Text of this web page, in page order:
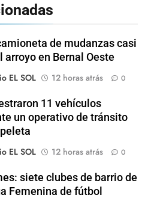
de mudanzas casi
arroyo en Bernal Oeste
EL SOL
12 horas atrás 0
11 vehículos
un operativo de tránsito
EL SOL
12 horas atrás 0
siete clubes de barrio de
Femenina de fútbol